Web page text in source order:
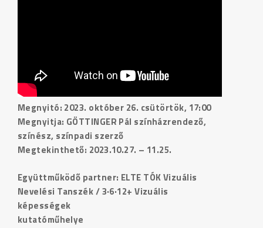
Megnyitó: 2023. október 26. csütörtök, 17:00
Megnyitja: GÖTTINGER Pál színházrendező,
színész, színpadi szerző
Megtekinthető: 2023.10.27. – 11.25.
Együttműködő partner: ELTE TÓK Vizuális
Nevelési Tanszék / 3·6·12+ Vizuális
képességek
kutatóműhelye